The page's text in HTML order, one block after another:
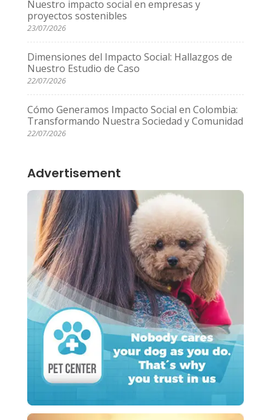
Nuestro impacto social en empresas y
proyectos sostenibles
23/07/2026
Dimensiones del Impacto Social: Hallazgos de
Nuestro Estudio de Caso
22/07/2026
Cómo Generamos Impacto Social en Colombia:
Transformando Nuestra Sociedad y Comunidad
22/07/2026
Advertisement